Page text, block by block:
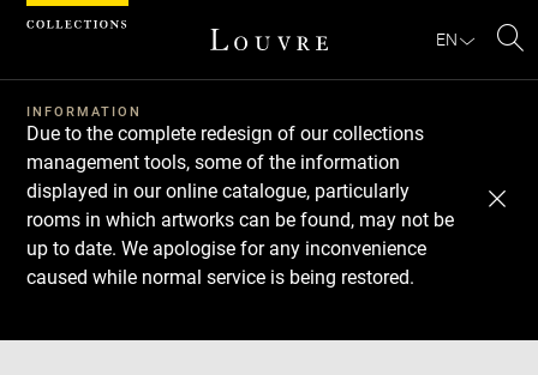
EN
INFORMATION
Due to the complete redesign of our collections
management tools, some of the information
displayed in our online catalogue, particularly
rooms in which artworks can be found, may not be
up to date. We apologise for any inconvenience
caused while normal service is being restored.
Download
Next
Previous
Cookies management panel